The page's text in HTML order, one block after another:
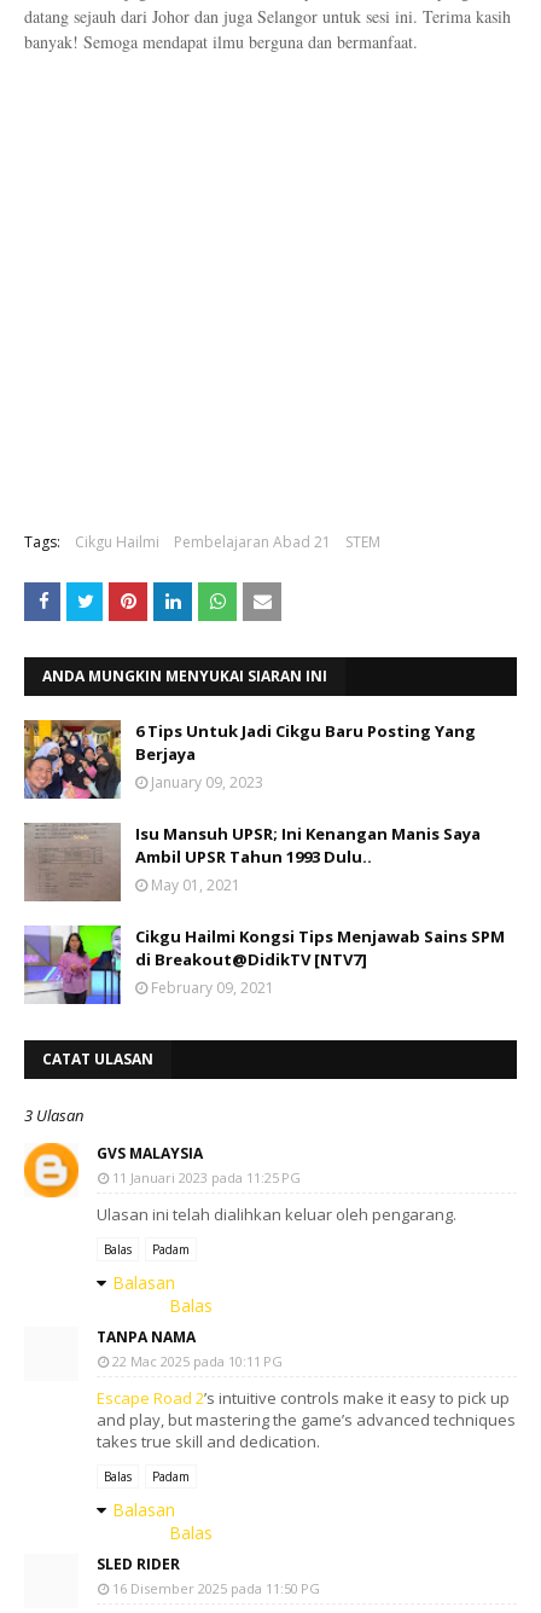
datang sejauh dari Johor dan juga Selangor untuk sesi ini. Terima kasih
banyak! Semoga mendapat ilmu berguna dan bermanfaat.
Tags: Cikgu Hailmi Pembelajaran Abad 21 STEM
ANDA MUNGKIN MENYUKAI SIARAN INI
6 Tips Untuk Jadi Cikgu Baru Posting Yang
Berjaya
January 09, 2023
Isu Mansuh UPSR; Ini Kenangan Manis Saya
Ambil UPSR Tahun 1993 Dulu..
May 01, 2021
Cikgu Hailmi Kongsi Tips Menjawab Sains SPM
di Breakout@DidikTV [NTV7]
February 09, 2021
CATAT ULASAN
3 Ulasan
GVS MALAYSIA
11 Januari 2023 pada 11:25 PG
Ulasan ini telah dialihkan keluar oleh pengarang.
Balas Padam
Balasan
Balas
TANPA NAMA
22 Mac 2025 pada 10:11 PG
Escape Road 2’s intuitive controls make it easy to pick up
and play, but mastering the game’s advanced techniques
takes true skill and dedication.
Balas Padam
Balasan
Balas
SLED RIDER
16 Disember 2025 pada 11:50 PG